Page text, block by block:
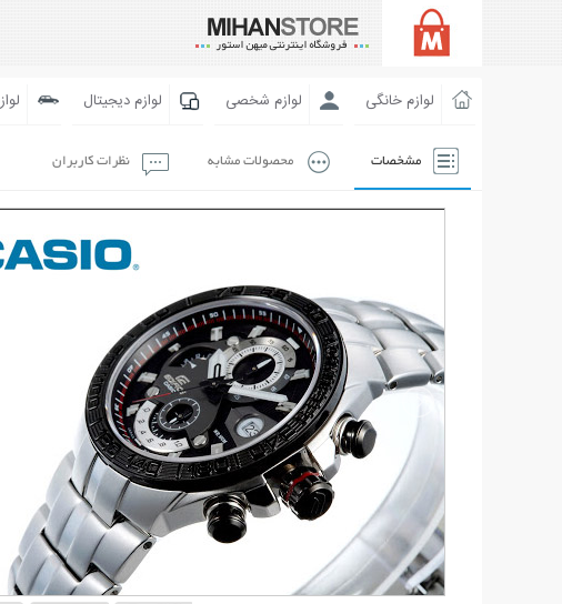
لوازم خانگی لوازم شخصی لوازم دیجیتال
مشخصات محصولات مشابه نظرات کاربران